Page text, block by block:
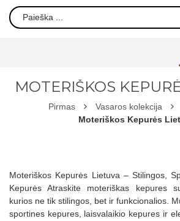
MOTERIŠKOS
Pirmas Vasaros kolekcija
Moteriškos Kepurės
Moteriškos Kepurės Lietuva – Stilingos,
Kepurės Atraskite moteriškas kepures
kurios ne tik stilingos, bet ir funkcionalios.
sportines kepures, laisvalaikio kepures ir